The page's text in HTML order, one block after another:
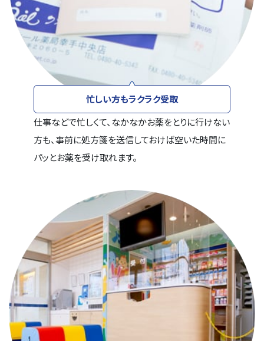
忙しい方もラクラク受取
仕事などで忙しくて、なかなかお薬をとりに行けない
方も、事前に処方箋を送信しておけば空いた時間に
パッとお薬を受け取れます。